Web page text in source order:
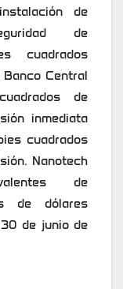
de
de
cuadrados
Central
de
inmediata
cuadrados
Nanotech
de
de dólares
de junio de